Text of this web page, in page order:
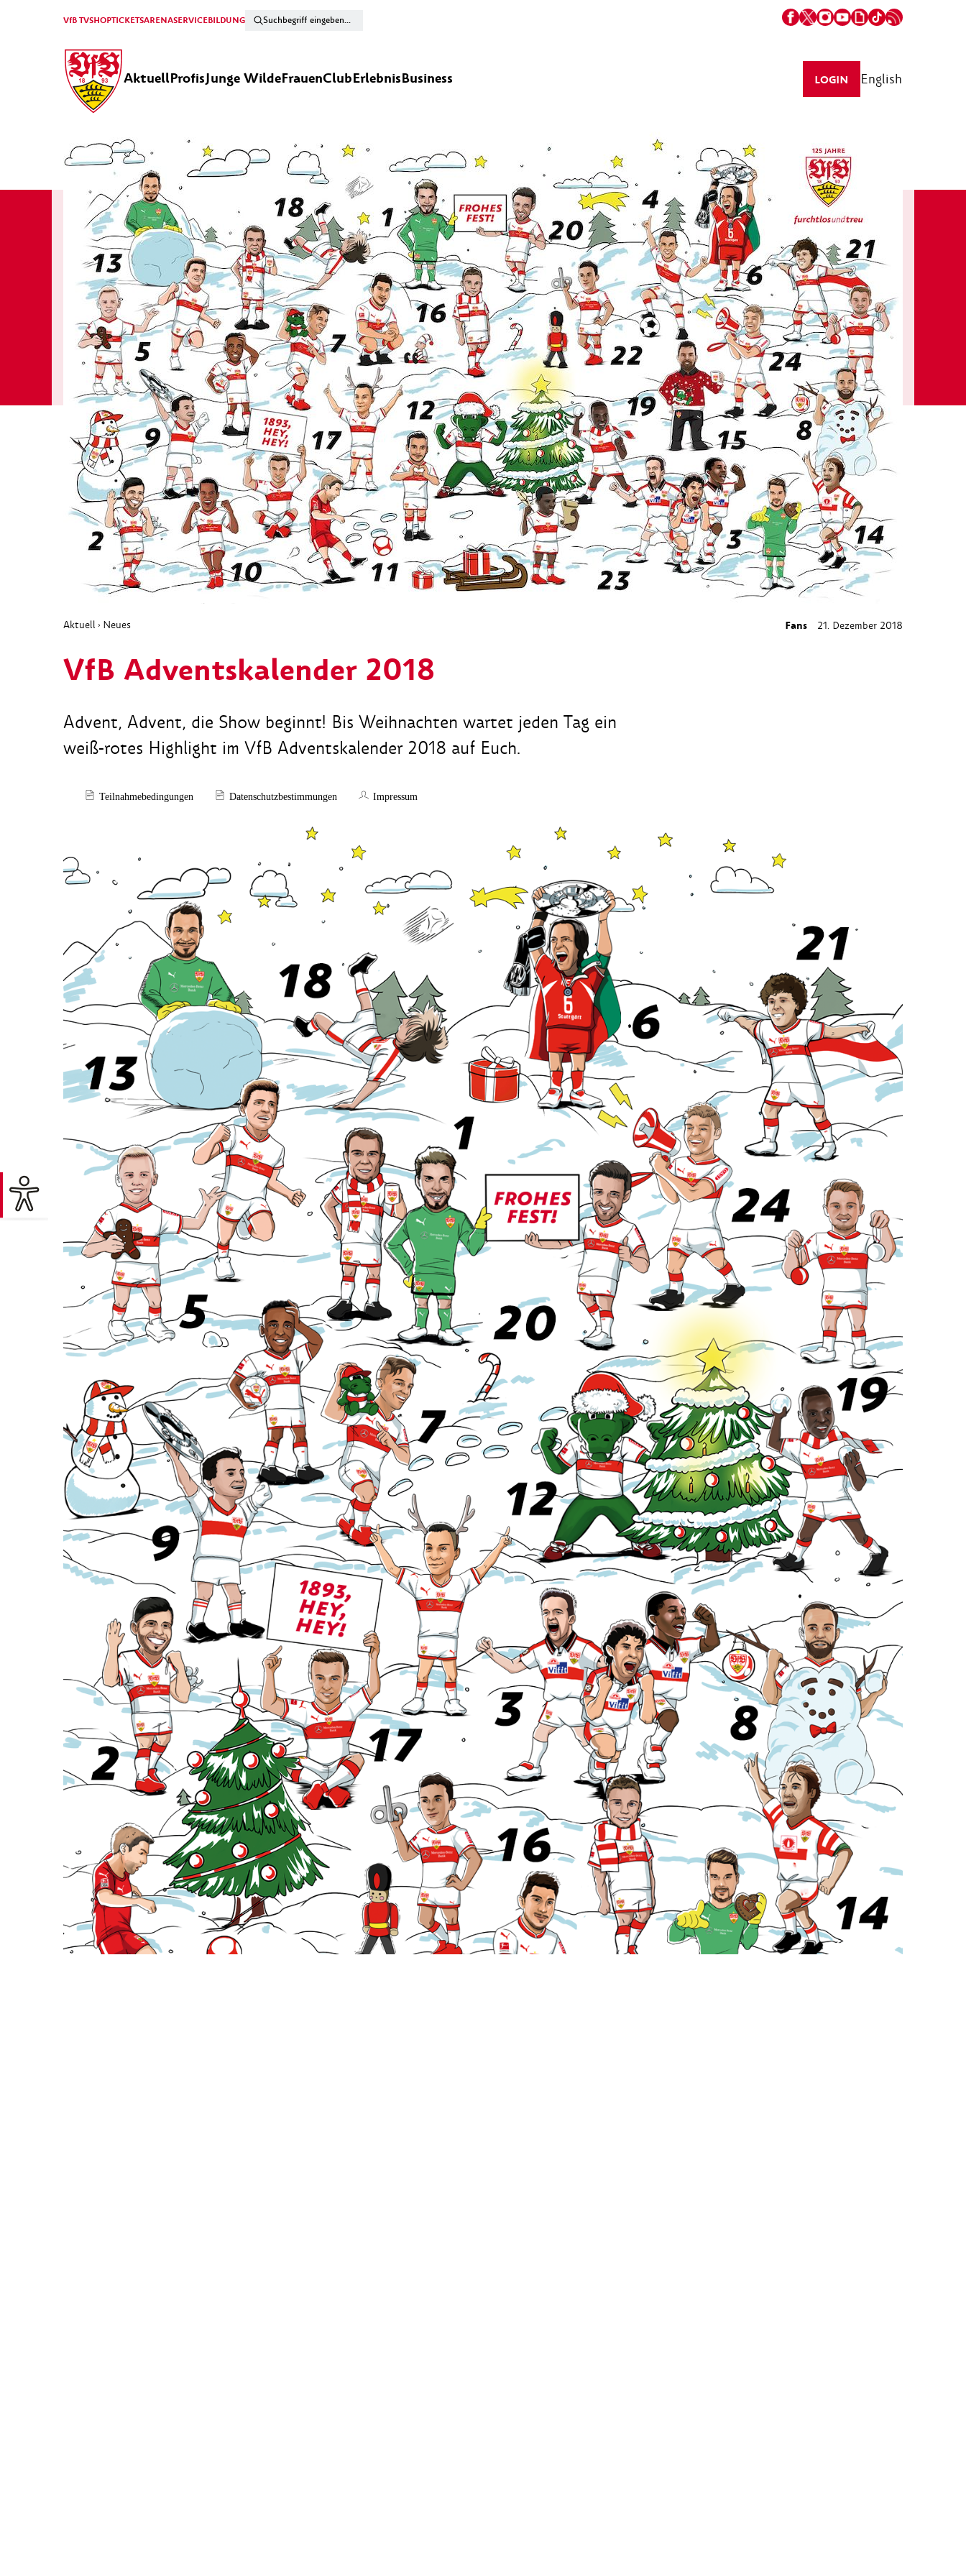
VfB TVSHOPTICKETSARENASERVICEBILDUNG
AktuellProfisJunge WildeFrauenClubErlebnisBusiness LOGIN English
Aktuell › Neues Fans 21. Dezember 2018
VfB Adventskalender 2018
Advent, Advent, die Show beginnt! Bis Weihnachten wartet jeden Tag ein
weiß-rotes Highlight im VfB Adventskalender 2018 auf Euch.